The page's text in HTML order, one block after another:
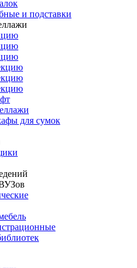
и подставки
для сумок